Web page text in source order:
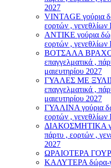
2027
VINTAGE γούρια
εορτών , γενεθλίων
ΑΝΤΙΚΕ γούρια
εορτών , γενεθλίων
ΒΟΤΣΑΛΑ
επαγγελματικά ,
μαιευτηρίου 2027
ΓΥΑΛΕΣ ΜΕ
επαγγελματικά ,
μαιευτηρίου 2027
ΓΥΑΛΙΝΑ γούρια
εορτών , γενεθλίων
ΔΙΑΚΟΣΜΗΤΙΚΑ
πάρτυ , εορτών ,
2027
ΩΡΑΙΟΤΕΡΑ
ΚΑΛΥΤΕΡΑ δώρα-